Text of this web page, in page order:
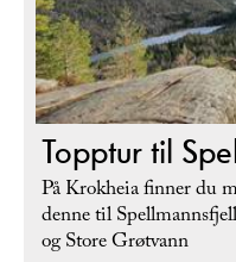
Topptur til
På Krokheia finner du
denne til
og Store Grøtvann